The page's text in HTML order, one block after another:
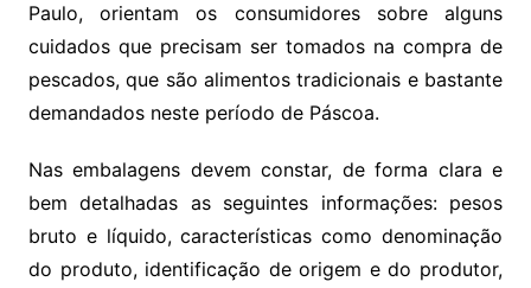
Paulo, orientam os consumidores sobre alguns
cuidados que precisam ser tomados na compra de
pescados, que são alimentos tradicionais e bastante
demandados neste período de Páscoa.
Nas embalagens devem constar, de forma clara e
bem detalhadas as seguintes informações: pesos
bruto e líquido, características como denominação
do produto, identificação de origem e do produtor,